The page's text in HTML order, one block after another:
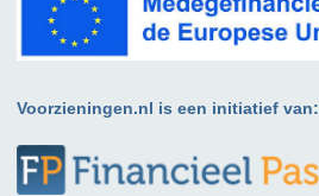
Voorzieningen.nl is een initiatief van: